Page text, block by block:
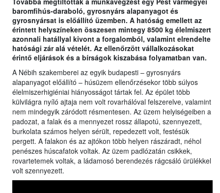
baromfihús-daraboló, gyrosnyárs alapanyagot és
gyrosnyársat is előállító üzemben. A hatóság emellett az
érintett helyszíneken összesen mintegy 8500 kg élelmiszert
azonnali hatállyal kivont a forgalomból, valamint elrendelte
hatósági zár alá vételét. Az ellenőrzött vállalkozásokat
érintő eljárások és a bírságok kiszabása folyamatban van.
A Nébih szakemberei az egyik budapesti – gyrosnyárs
alapanyagot előállító – húsüzem ellenőrzésekor több súlyos
élelmiszerhigiéniai hiányosságot tártak fel. Az épület több
külvilágra nyíló ajtaja nem volt rovarhálóval felszerelve, valamint
nem mindegyik záródott résmentesen. Az üzem helyiségeiben a
padozat, a falak és a mennyezet rossz állapotú, szennyezett,
burkolata számos helyen sérült, repedezett volt, festésük
pergett. A falakon és az ajtókon több helyen rászáradt, néhol
penészes húscafatok voltak. Az üzem padlózatán csikkek,
rovartetemek voltak, a ládamosó berendezés rágcsáló ürülékkel
volt szennyezett.